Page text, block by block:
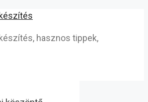
hasznos tippek,